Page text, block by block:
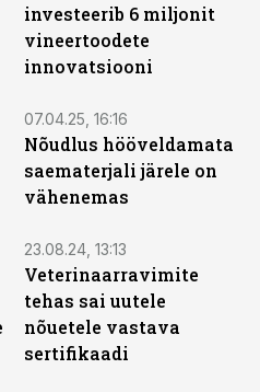
investeerib 6 miljonit
vineertoodete
innovatsiooni
07.04.25, 16:16
Nõudlus hööveldamata
saematerjali järele on
vähenemas
23.08.24, 13:13
Veterinaarravimite
tehas sai uutele
nõuetele vastava
sertifikaadi